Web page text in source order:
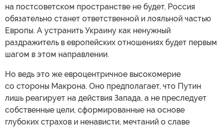
на постсоветском пространстве не будет, Россия
обязательно станет ответственной и лояльной частью
Европы. А устранить Украину как ненужный
раздражитель в европейских отношениях будет первым
шагом в этом направлении.
Но ведь это же евроцентричное высокомерие
со стороны Макрона. Оно предполагает, что Путин
лишь реагирует на действия Запада, а не преследует
собственные цели, сформированные на основе
глубоких страхов и ненависти, мечтаний о славе